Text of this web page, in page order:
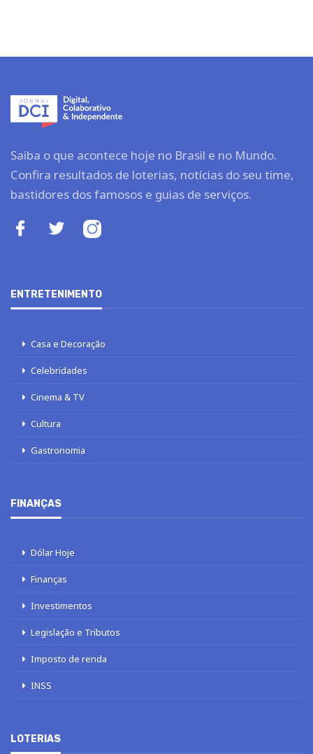
Saiba o que acontece hoje no Brasil e no Mundo.
Confira resultados de loterias, notícias do seu time,
bastidores dos famosos e guias de serviços.
ENTRETENIMENTO
Casa e Decoração
Celebridades
Cinema & TV
Cultura
Gastronomia
FINANÇAS
Dólar Hoje
Finanças
Investimentos
Legislação e Tributos
Imposto de renda
INSS
LOTERIAS